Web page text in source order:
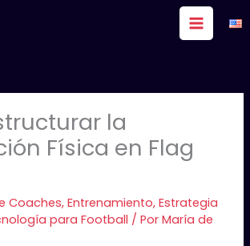
la
Física en Flag
Coaches,Entrenamiento,Estrategia
para Football / PorMaría de